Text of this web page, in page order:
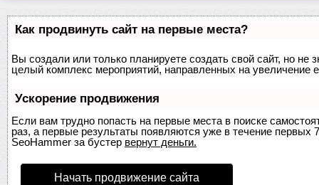
Как продвинуть сайт на первые места?
Вы создали или только планируете создать свой сайт, но не
целый комплекс мероприятий, направленных на увеличение
Ускорение продвижения
Если вам трудно попасть на первые места в поиске
раз, а первые результаты появляются уже в течение первых
SeoHammer за бустер вернут деньги.
Начать продвижение сайта